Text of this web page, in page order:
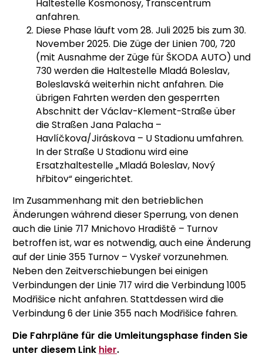
Haltestelle Kosmonosy, Transcentrum
anfahren.
Diese Phase läuft vom 28. Juli 2025 bis zum 30.
November 2025. Die Züge der Linien 700, 720
(mit Ausnahme der Züge für ŠKODA AUTO) und
730 werden die Haltestelle Mladá Boleslav,
Boleslavská weiterhin nicht anfahren. Die
übrigen Fahrten werden den gesperrten
Abschnitt der Václav-Klement-Straße über
die Straßen Jana Palacha –
Havlíčkova/Jiráskova – U Stadionu umfahren.
In der Straße U Stadionu wird eine
Ersatzhaltestelle „Mladá Boleslav, Nový
hřbitov“ eingerichtet.
Im Zusammenhang mit den betrieblichen
Änderungen während dieser Sperrung, von denen
auch die Linie 717 Mnichovo Hradiště – Turnov
betroffen ist, war es notwendig, auch eine Änderung
auf der Linie 355 Turnov – Vyskeř vorzunehmen.
Neben den Zeitverschiebungen bei einigen
Verbindungen der Linie 717 wird die Verbindung 1005
Modřišice nicht anfahren. Stattdessen wird die
Verbindung 6 der Linie 355 nach Modřišice fahren.
Die Fahrpläne für die Umleitungsphase finden Sie
unter diesem Link hier.